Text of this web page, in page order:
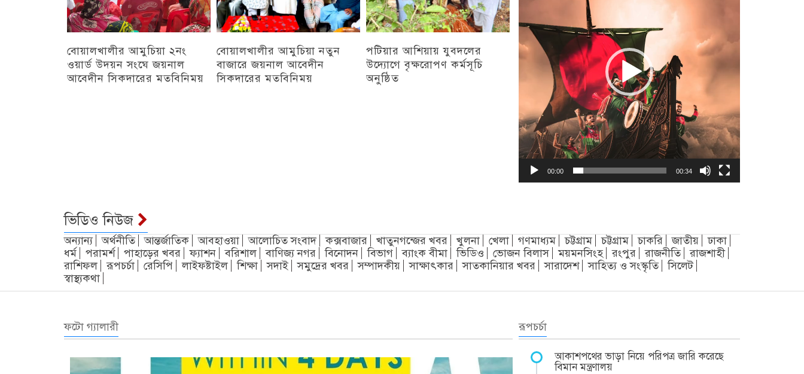
বোয়ালখালীর আমুচিয়া ২নং
ওয়ার্ড উদয়ন সংঘে জয়নাল
আবেদীন সিকদারের মতবিনিময়
বোয়ালখালীর আমুচিয়া নতুন
বাজারে জয়নাল আবেদীন
সিকদারের মতবিনিময়
পটিয়ার আশিয়ায় যুবদলের
উদ্যোগে বৃক্ষরোপণ কর্মসূচি
অনুষ্ঠিত
00:00 00:34
ভিডিও নিউজ
অন্যান্য অর্থনীতি আন্তর্জাতিক আবহাওয়া আলোচিত সংবাদ কক্সবাজার খাতুনগন্জের খবর খুলনা খেলা গণমাধ্যম চট্টগ্রাম চট্টগ্রাম চাকরি জাতীয়
ঢাকা
ধর্ম
পরামর্শ পাহাড়ের খবর ফ্যাশন বরিশাল বাণিজ্য নগর বিনোদন বিভাগ ব্যাংক বীমা ভিডিও ভোজন বিলাস ময়মনসিংহ রংপুর রাজনীতি
রাজশাহী
রাশিফল
রূপচর্চা রেসিপি লাইফষ্টাইল শিক্ষা সদাই সমুদ্রের খবর সম্পাদকীয় সাক্ষাৎকার সাতকানিয়ার খবর সারাদেশ সাহিত্য ও সংস্কৃতি
সিলেট
স্বাস্থ্যকথা
ফটো গ্যালারী রূপচর্চা
আকাশপথের ভাড়া নিয়ে পরিপত্র জারি করেছে
বিমান মন্ত্রণালয়